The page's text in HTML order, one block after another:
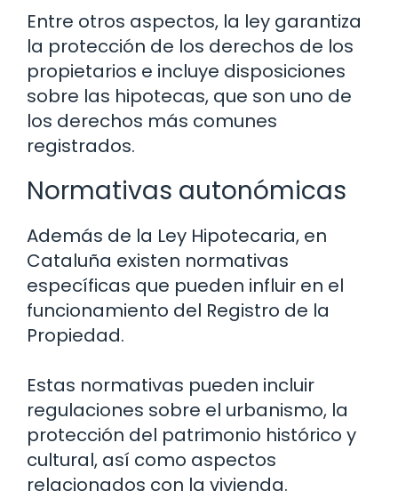
Entre otros aspectos, la ley garantiza
la protección de los derechos de los
propietarios e incluye disposiciones
sobre las hipotecas, que son uno de
los derechos más comunes
registrados.
Normativas autonómicas
Además de la Ley Hipotecaria, en
Cataluña existen normativas
específicas que pueden influir en el
funcionamiento del Registro de la
Propiedad.
Estas normativas pueden incluir
regulaciones sobre el urbanismo, la
protección del patrimonio histórico y
cultural, así como aspectos
relacionados con la vivienda.